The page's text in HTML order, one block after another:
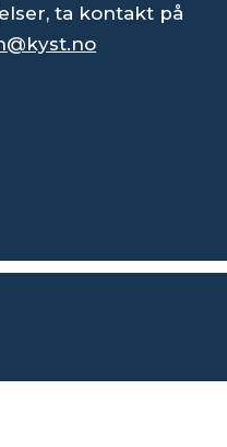
ta kontakt på